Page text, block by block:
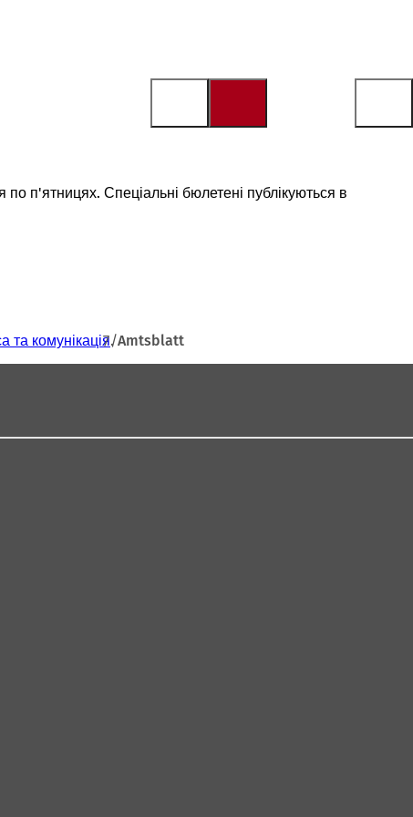
п'ятницях. Спеціальні бюлетені публікуються в
та комунікація Amtsblatt